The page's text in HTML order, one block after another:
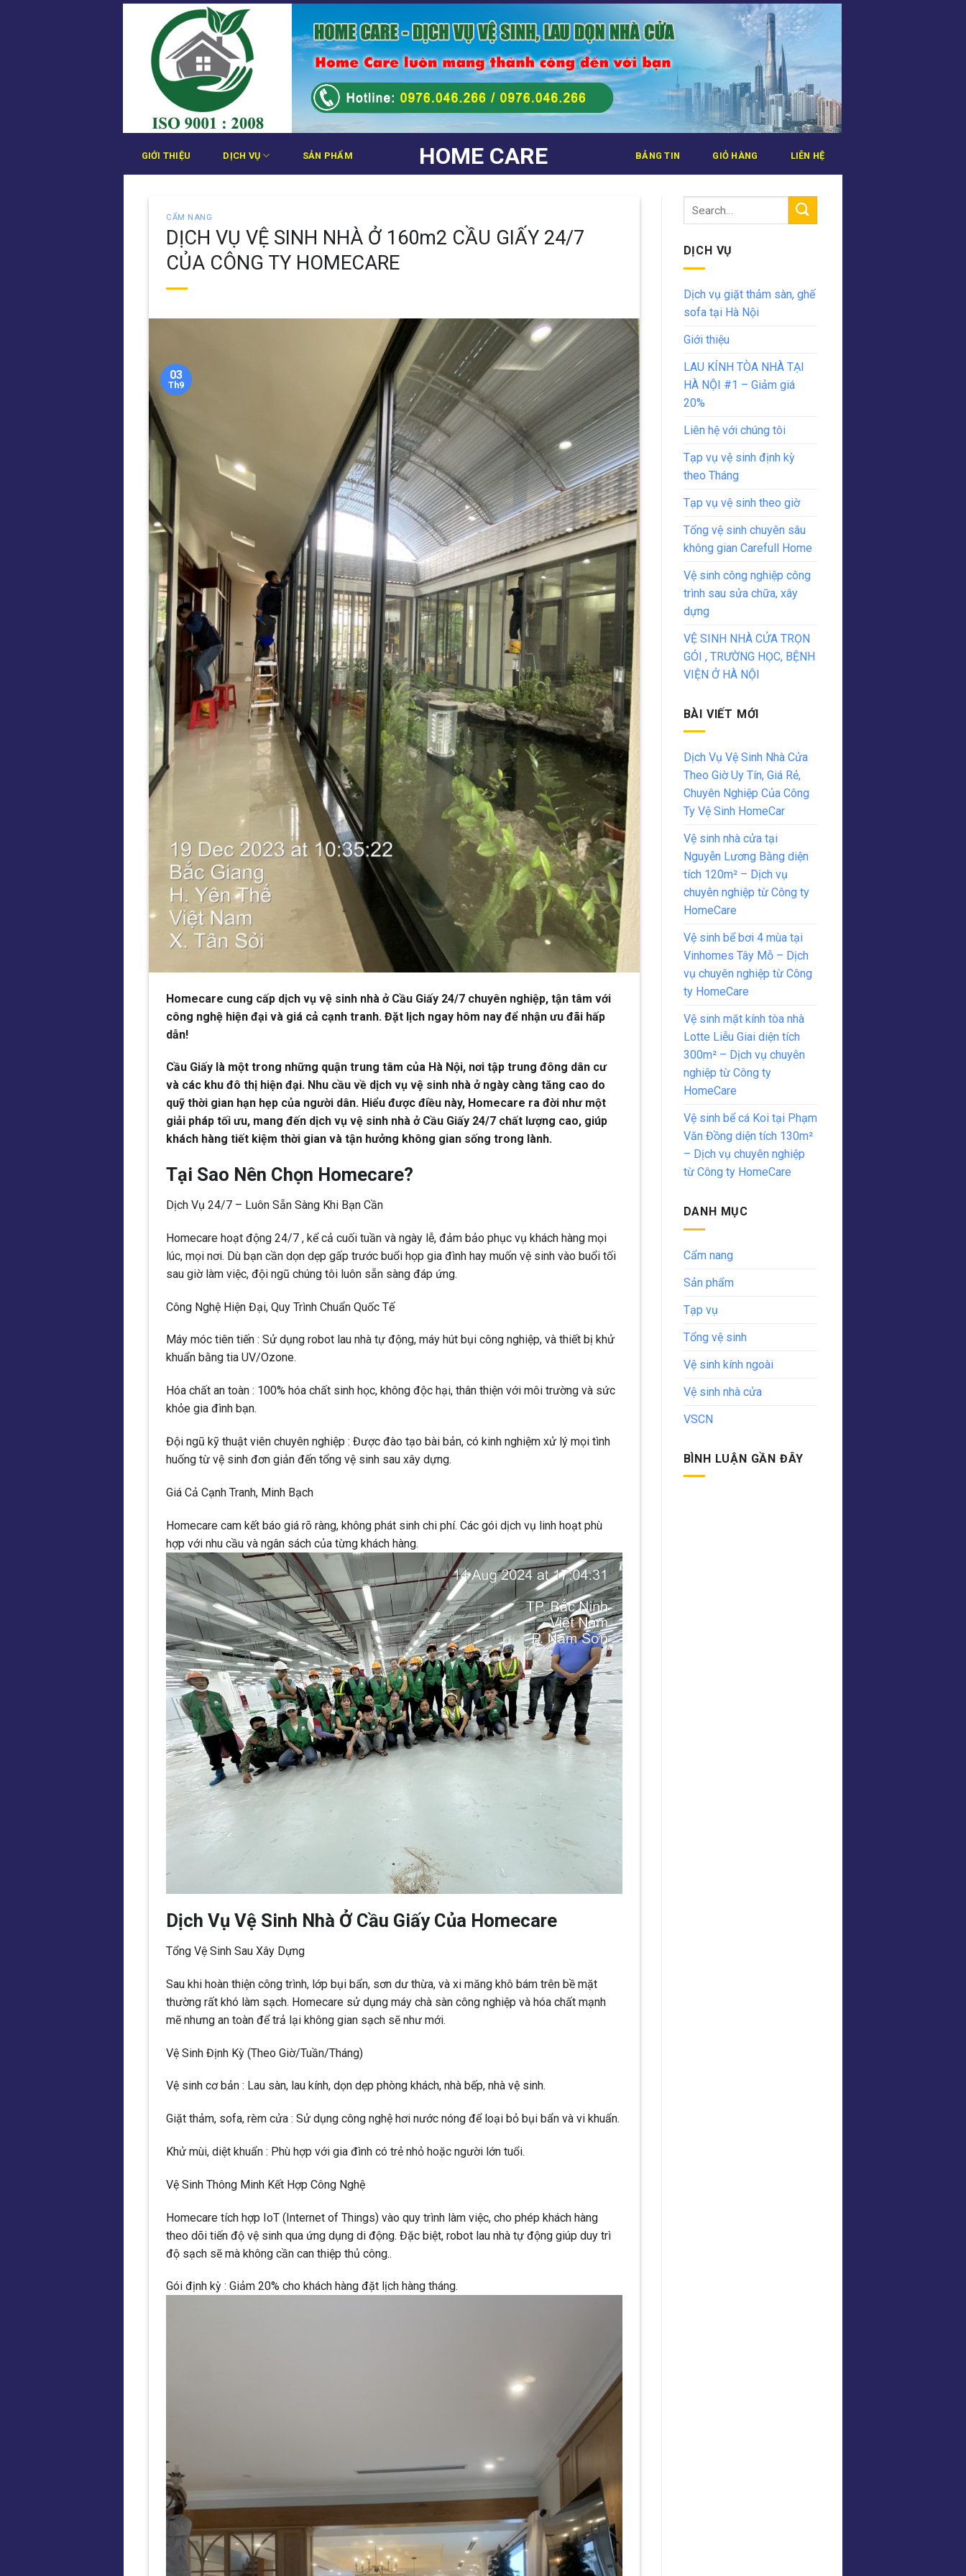
Bỏ
HOME CARE
GIỚI THIỆU DỊCH VỤ SẢN PHẨM BẢNG TIN GIỎ HÀNG LIÊN HỆ
CẨM NANG
DỊCH VỤ VỆ SINH NHÀ Ở 160m2 CẦU GIẤY 24/7
CỦA CÔNG TY HOMECARE
03
Th9
Homecare cung cấp dịch vụ vệ sinh nhà ở Cầu Giấy 24/7 chuyên nghiệp, tận tâm với
công nghệ hiện đại và giá cả cạnh tranh. Đặt lịch ngay hôm nay để nhận ưu đãi hấp
dẫn!
Cầu Giấy là một trong những quận trung tâm của Hà Nội, nơi tập trung đông dân cư
và các khu đô thị hiện đại. Nhu cầu về dịch vụ vệ sinh nhà ở ngày càng tăng cao do
quỹ thời gian hạn hẹp của người dân. Hiểu được điều này, Homecare ra đời như một
giải pháp tối ưu, mang đến dịch vụ vệ sinh nhà ở Cầu Giấy 24/7 chất lượng cao, giúp
khách hàng tiết kiệm thời gian và tận hưởng không gian sống trong lành.
Tại Sao Nên Chọn Homecare?
Dịch Vụ 24/7 – Luôn Sẵn Sàng Khi Bạn Cần
Homecare hoạt động 24/7 , kể cả cuối tuần và ngày lễ, đảm bảo phục vụ khách hàng mọi
lúc, mọi nơi. Dù bạn cần dọn dẹp gấp trước buổi họp gia đình hay muốn vệ sinh vào buổi tối
sau giờ làm việc, đội ngũ chúng tôi luôn sẵn sàng đáp ứng.
Công Nghệ Hiện Đại, Quy Trình Chuẩn Quốc Tế
Máy móc tiên tiến : Sử dụng robot lau nhà tự động, máy hút bụi công nghiệp, và thiết bị khử
khuẩn bằng tia UV/Ozone.
Hóa chất an toàn : 100% hóa chất sinh học, không độc hại, thân thiện với môi trường và sức
khỏe gia đình bạn.
Đội ngũ kỹ thuật viên chuyên nghiệp : Được đào tạo bài bản, có kinh nghiệm xử lý mọi tình
huống từ vệ sinh đơn giản đến tổng vệ sinh sau xây dựng.
Giá Cả Cạnh Tranh, Minh Bạch
Homecare cam kết báo giá rõ ràng, không phát sinh chi phí. Các gói dịch vụ linh hoạt phù
hợp với nhu cầu và ngân sách của từng khách hàng.
Dịch Vụ Vệ Sinh Nhà Ở Cầu Giấy Của Homecare
Tổng Vệ Sinh Sau Xây Dựng
Sau khi hoàn thiện công trình, lớp bụi bẩn, sơn dư thừa, và xi măng khô bám trên bề mặt
thường rất khó làm sạch. Homecare sử dụng máy chà sàn công nghiệp và hóa chất mạnh
mẽ nhưng an toàn để trả lại không gian sạch sẽ như mới.
Vệ Sinh Định Kỳ (Theo Giờ/Tuần/Tháng)
Vệ sinh cơ bản : Lau sàn, lau kính, dọn dẹp phòng khách, nhà bếp, nhà vệ sinh.
Giặt thảm, sofa, rèm cửa : Sử dụng công nghệ hơi nước nóng để loại bỏ bụi bẩn và vi khuẩn.
Khử mùi, diệt khuẩn : Phù hợp với gia đình có trẻ nhỏ hoặc người lớn tuổi.
Vệ Sinh Thông Minh Kết Hợp Công Nghệ
Homecare tích hợp IoT (Internet of Things) vào quy trình làm việc, cho phép khách hàng
theo dõi tiến độ vệ sinh qua ứng dụng di động. Đặc biệt, robot lau nhà tự động giúp duy trì
độ sạch sẽ mà không cần can thiệp thủ công..
Gói định kỳ : Giảm 20% cho khách hàng đặt lịch hàng tháng.
DỊCH VỤ
Dịch vụ giặt thảm sàn, ghế
sofa tại Hà Nội
Giới thiệu
LAU KÍNH TÒA NHÀ TẠI
HÀ NỘI #1 – Giảm giá
20%
Liên hệ với chúng tôi
Tạp vụ vệ sinh định kỳ
theo Tháng
Tạp vụ vệ sinh theo giờ
Tổng vệ sinh chuyên sâu
không gian Carefull Home
Vệ sinh công nghiệp công
trình sau sửa chữa, xây
dựng
VỆ SINH NHÀ CỬA TRỌN
GÓI , TRƯỜNG HỌC, BỆNH
VIỆN Ở HÀ NỘI
BÀI VIẾT MỚI
Dịch Vụ Vệ Sinh Nhà Cửa
Theo Giờ Uy Tín, Giá Rẻ,
Chuyên Nghiệp Của Công
Ty Vệ Sinh HomeCar
Vệ sinh nhà cửa tại
Nguyễn Lương Bằng diện
tích 120m² – Dịch vụ
chuyên nghiệp từ Công ty
HomeCare
Vệ sinh bể bơi 4 mùa tại
Vinhomes Tây Mỗ – Dịch
vụ chuyên nghiệp từ Công
ty HomeCare
Vệ sinh mặt kính tòa nhà
Lotte Liễu Giai diện tích
300m² – Dịch vụ chuyên
nghiệp từ Công ty
HomeCare
Vệ sinh bể cá Koi tại Phạm
Văn Đồng diện tích 130m²
– Dịch vụ chuyên nghiệp
từ Công ty HomeCare
DANH MỤC
Cẩm nang
Sản phẩm
Tạp vụ
Tổng vệ sinh
Vệ sinh kính ngoài
Vệ sinh nhà cửa
VSCN
BÌNH LUẬN GẦN ĐÂY